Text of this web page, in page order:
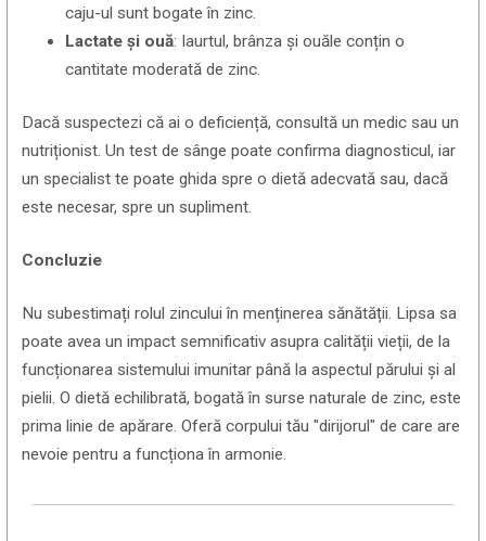
caju-ul sunt bogate în zinc.
Lactate și ouă: Iaurtul, brânza și ouăle conțin o
cantitate moderată de zinc.
Dacă suspectezi că ai o deficiență, consultă un medic sau un
nutriționist. Un test de sânge poate confirma diagnosticul, iar
un specialist te poate ghida spre o dietă adecvată sau, dacă
este necesar, spre un supliment.
Concluzie
Nu subestimați rolul zincului în menținerea sănătății. Lipsa sa
poate avea un impact semnificativ asupra calității vieții, de la
funcționarea sistemului imunitar până la aspectul părului și al
pielii. O dietă echilibrată, bogată în surse naturale de zinc, este
prima linie de apărare. Oferă corpului tău "dirijorul" de care are
nevoie pentru a funcționa în armonie.